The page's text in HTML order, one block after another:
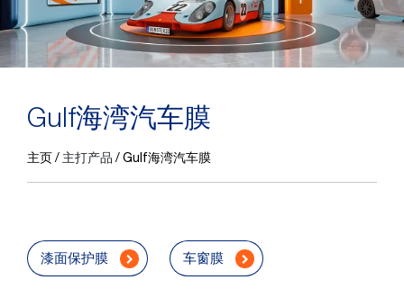
Gulf海湾汽车膜
主页 主打产品 Gulf海湾汽车膜
漆面保护膜 车窗膜